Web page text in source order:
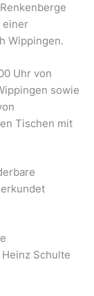
einer
Wippingen.
Uhr von
sowie
Tischen mit
Schulte